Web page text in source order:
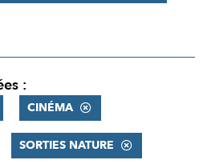
:
CINÉMA
SORTIES NATURE